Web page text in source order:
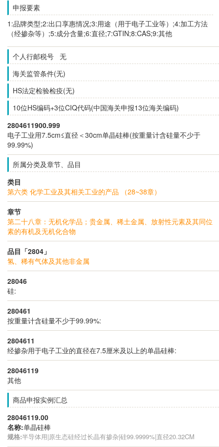
申报要素
1:品牌类型;2:出口享惠情况;3:用途（用于电子工业等）;4:加工方法
（经掺杂等）;5:成分含量;6:直径;7:GTIN;8:CAS;9:其他
个人行邮税号 无
海关监管条件(无)
HS法定检验检疫(无)
10位HS编码+3位CIQ代码(中国海关申报13位海关编码)
2804611900.999
电子工业用7.5cm≤直径＜30cm单晶硅棒(按重量计含硅量不少于
99.99%)
所属分类及章节、品目
类目
第六类 化学工业及其相关工业的产品 （28~38章）
章节
第二十八章：无机化学品；贵金属、稀土金属、放射性元素及其同位
素的有机及无机化合物
品目「2804」
氢、稀有气体及其他非金属
28046
硅:
280461
按重量计含硅量不少于99.99%:
2804611
经掺杂用于电子工业的直径在7.5厘米及以上的单晶硅棒:
28046119
其他
商品申报实例汇总
28046119.00
名称:单晶硅棒
规格:半导体用|原生态硅经过长晶有掺杂|硅99.9999%|直径20.32CM